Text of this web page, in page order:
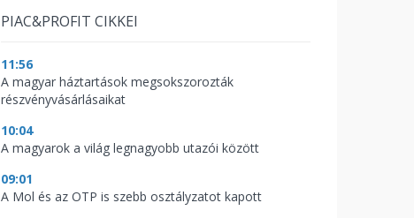
PIAC&PROFIT CIKKEI
11:56
A magyar háztartások megsokszorozták
részvényvásárlásaikat
10:04
A magyarok a világ legnagyobb utazói között
09:01
A Mol és az OTP is szebb osztályzatot kapott